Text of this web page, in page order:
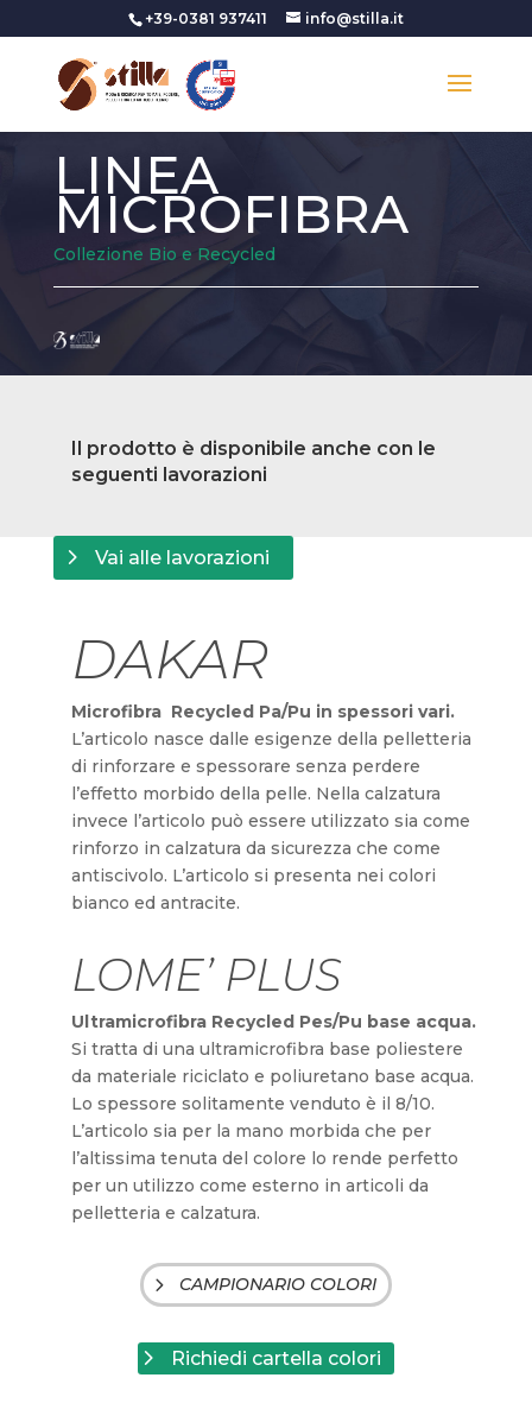
+39-0381 937411 info@stilla.it
LINEA
MICROFIBRA
Collezione Bio e Recycled
Il prodotto è disponibile anche con le
seguenti lavorazioni
Vai alle lavorazioni
DAKAR
Microfibra Recycled Pa/Pu in spessori vari.
L’articolo nasce dalle esigenze della pelletteria
di rinforzare e spessorare senza perdere
l’effetto morbido della pelle. Nella calzatura
invece l’articolo può essere utilizzato sia come
rinforzo in calzatura da sicurezza che come
antiscivolo. L’articolo si presenta nei colori
bianco ed antracite.
LOME’ PLUS
Ultramicrofibra Recycled Pes/Pu base acqua.
Si tratta di una ultramicrofibra base poliestere
da materiale riciclato e poliuretano base acqua.
Lo spessore solitamente venduto è il 8/10.
L’articolo sia per la mano morbida che per
l’altissima tenuta del colore lo rende perfetto
per un utilizzo come esterno in articoli da
pelletteria e calzatura.
CAMPIONARIO COLORI
Richiedi cartella colori